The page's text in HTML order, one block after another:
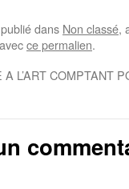
dans Non classé,
ce permalien.
L’ART COMPTANT